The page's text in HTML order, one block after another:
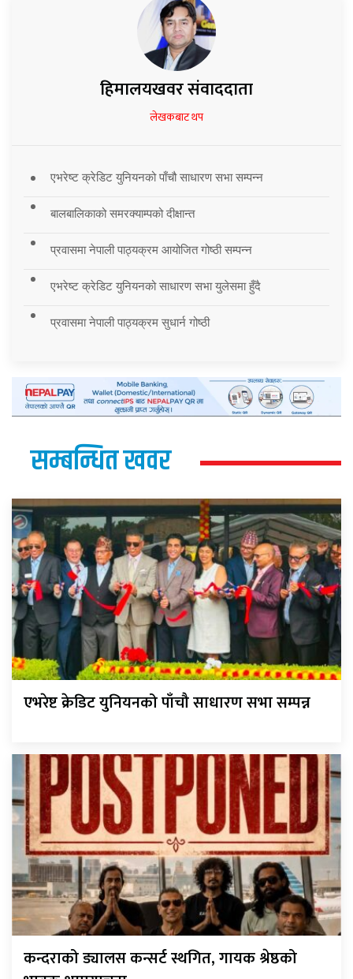
हिमालयखवर संवाददाता
लेखकबाट थप
एभरेष्ट क्रेडिट युनियनको पाँचौ साधारण सभा सम्पन्न
बालबालिकाको समरक्याम्पको दीक्षान्त
प्रवासमा नेपाली पाठ्यक्रम आयोजित गोष्ठी सम्पन्न
एभरेष्ट क्रेडिट युनियनको साधारण सभा युलेसमा हुँदै
प्रवासमा नेपाली पाठ्यक्रम सुधार्न गोष्ठी
सम्बन्धित खवर
एभरेष्ट क्रेडिट युनियनको पाँचौ साधारण सभा सम्पन्न
कन्दराको ड्यालस कन्सर्ट स्थगित, गायक श्रेष्ठको